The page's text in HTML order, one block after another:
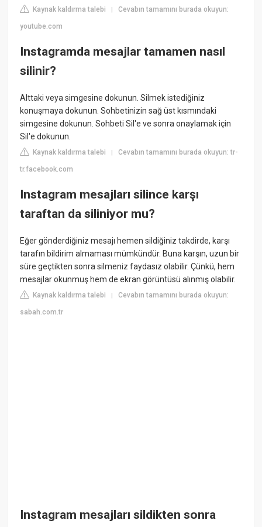
Kaynak kaldırma talebi |Cevabın tamamını burada okuyun:
youtube.com
Instagramda mesajlar tamamen nasıl
silinir?
Alttaki veya simgesine dokunun. Silmek istediğiniz
konuşmaya dokunun. Sohbetinizin sağ üst kısmındaki
simgesine dokunun. Sohbeti Sil'e ve sonra onaylamak için
Sil'e dokunun.
Kaynak kaldırma talebi |Cevabın tamamını burada okuyun: tr-
tr.facebook.com
Instagram mesajları silince karşı
taraftan da siliniyor mu?
Eğer gönderdiğiniz mesajı hemen sildiğiniz takdirde, karşı
tarafın bildirim almaması mümkündür. Buna karşın, uzun bir
süre geçtikten sonra silmeniz faydasız olabilir. Çünkü, hem
mesajlar okunmuş hem de ekran görüntüsü alınmış olabilir.
Kaynak kaldırma talebi |Cevabın tamamını burada okuyun:
sabah.com.tr
Instagram mesajları sildikten sonra